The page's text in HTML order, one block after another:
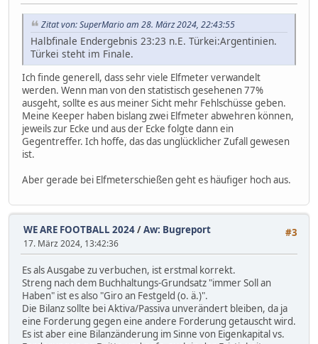
Zitat von: SuperMario am 28. März 2024, 22:43:55
Halbfinale Endergebnis 23:23 n.E. Türkei:Argentinien.
Türkei steht im Finale.
Ich finde generell, dass sehr viele Elfmeter verwandelt
werden. Wenn man von den statistisch gesehenen 77%
ausgeht, sollte es aus meiner Sicht mehr Fehlschüsse geben.
Meine Keeper haben bislang zwei Elfmeter abwehren können,
jeweils zur Ecke und aus der Ecke folgte dann ein
Gegentreffer. Ich hoffe, das das unglücklicher Zufall gewesen
ist.
Aber gerade bei Elfmeterschießen geht es häufiger hoch aus.
#3
WE ARE FOOTBALL 2024/Aw: Bugreport
17. März 2024, 13:42:36
Es als Ausgabe zu verbuchen, ist erstmal korrekt.
Streng nach dem Buchhaltungs-Grundsatz "immer Soll an
Haben" ist es also "Giro an Festgeld (o. ä.)".
Die Bilanz sollte bei Aktiva/Passiva unverändert bleiben, da ja
eine Forderung gegen eine andere Forderung getauscht wird.
Es ist aber eine Bilanzänderung im Sinne von Eigenkapital vs.